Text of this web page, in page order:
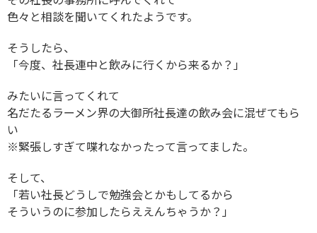
色々と相談を聞いてくれたようです。
そうしたら、
「今度、社長連中と飲みに行くから来るか？」
みたいに言ってくれて
名だたるラーメン界の大御所社長達の飲み会に混ぜてもら
い
※緊張しすぎて喋れなかったって言ってました。
そして、
「若い社長どうしで勉強会とかもしてるから
そういうのに参加したらええんちゃうか？」